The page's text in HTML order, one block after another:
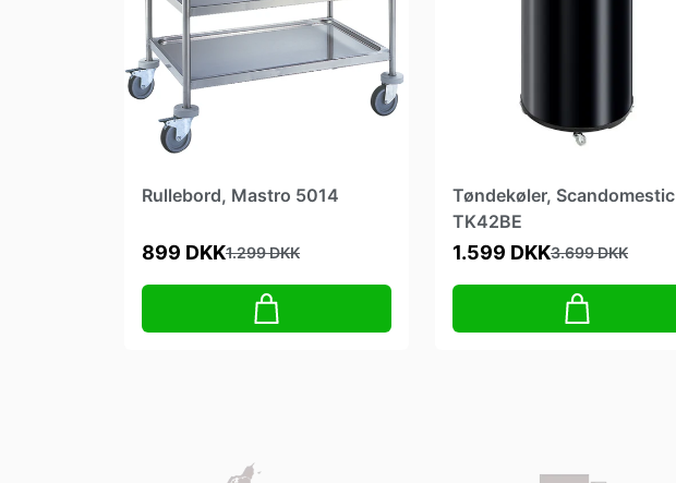
Rullebord, Mastro 5014
899 DKK1.299 DKK
Tøndekøler, Scandomestic
TK42BE
1.599 DKK3.699 DKK